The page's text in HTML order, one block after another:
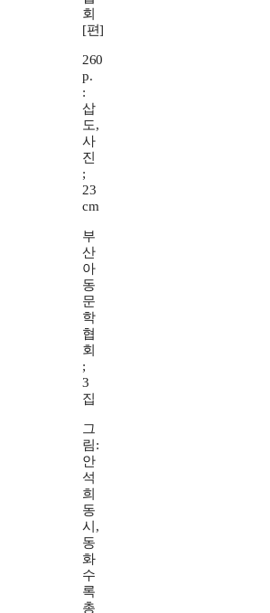
회
[편]
260
p.
:
삽
도,
사
진
;
23
cm
부
산
아
동
문
학
협
회
;
3
집
그
림:
안
석
희
동
시,
동
화
수
록
총